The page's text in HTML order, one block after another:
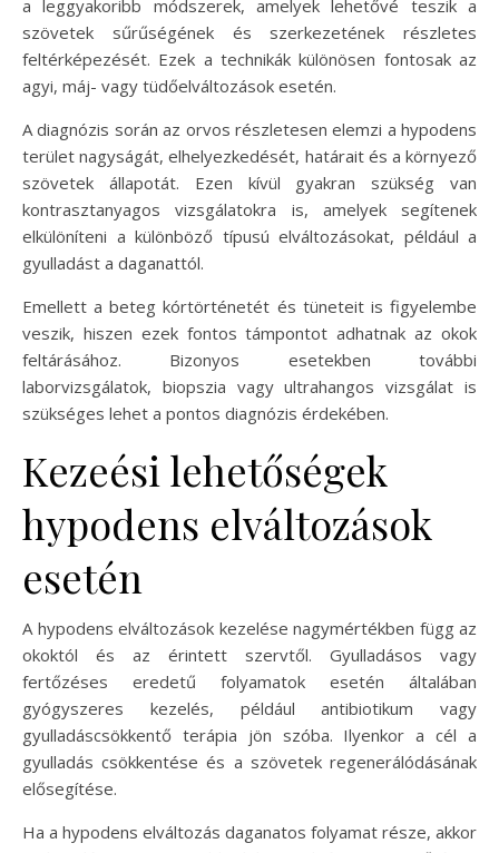
a leggyakoribb módszerek, amelyek lehetővé teszik a
szövetek sűrűségének és szerkezetének részletes
feltérképezését. Ezek a technikák különösen fontosak az
agyi, máj- vagy tüdőelváltozások esetén.
A diagnózis során az orvos részletesen elemzi a hypodens
terület nagyságát, elhelyezkedését, határait és a környező
szövetek állapotát. Ezen kívül gyakran szükség van
kontrasztanyagos vizsgálatokra is, amelyek segítenek
elkülöníteni a különböző típusú elváltozásokat, például a
gyulladást a daganattól.
Emellett a beteg kórtörténetét és tüneteit is figyelembe
veszik, hiszen ezek fontos támpontot adhatnak az okok
feltárásához. Bizonyos esetekben további
laborvizsgálatok, biopszia vagy ultrahangos vizsgálat is
szükséges lehet a pontos diagnózis érdekében.
Kezeési lehetőségek
hypodens elváltozások
esetén
A hypodens elváltozások kezelése nagymértékben függ az
okoktól és az érintett szervtől. Gyulladásos vagy
fertőzéses eredetű folyamatok esetén általában
gyógyszeres kezelés, például antibiotikum vagy
gyulladáscsökkentő terápia jön szóba. Ilyenkor a cél a
gyulladás csökkentése és a szövetek regenerálódásának
elősegítése.
Ha a hypodens elváltozás daganatos folyamat része, akkor